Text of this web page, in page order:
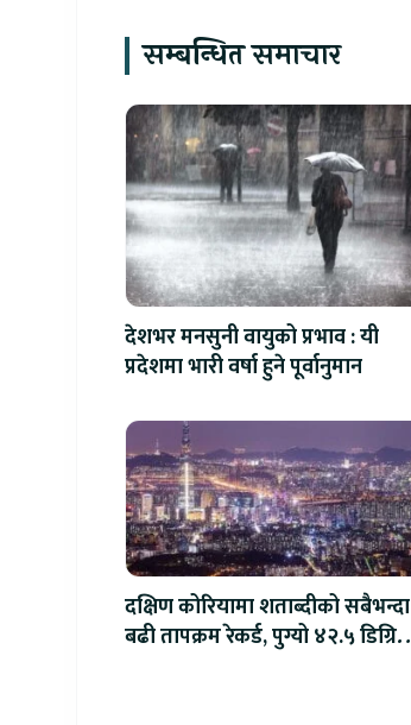
सम्बन्धित समाचार
देशभर मनसुनी वायुको प्रभाव : यी
प्रदेशमा भारी वर्षा हुने पूर्वानुमान
दक्षिण कोरियामा शताब्दीको सबैभन्दा
बढी तापक्रम रेकर्ड, पुग्यो ४२.५ डिग्रि